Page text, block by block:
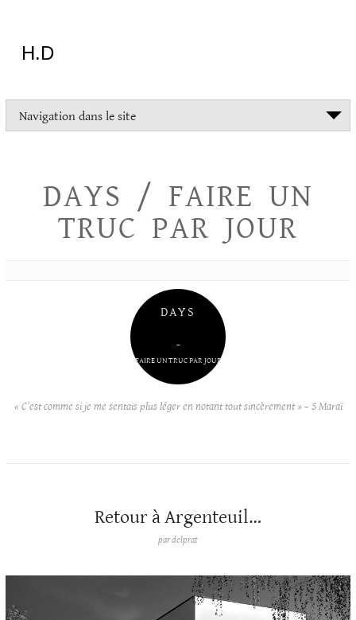
H.D
Navigation dans le site
DAYS / FAIRE UN
TRUC PAR JOUR
DAYS
–
FAIRE UN TRUC PAR JOUR
« C’est comme si je me sentais plus léger en notant tout sincèrement » – S Maraï
Retour à Argenteuil…
pardelprat